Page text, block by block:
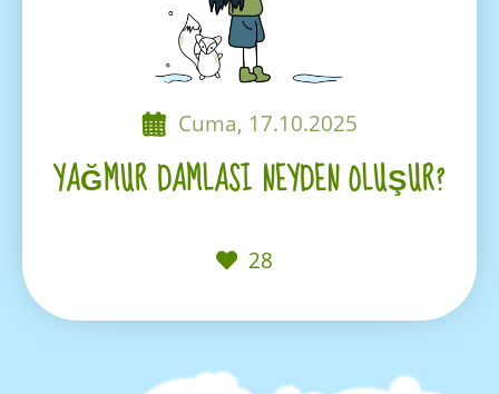
Cuma, 17.10.2025
YAĞMUR DAMLASI NEYDEN OLUŞUR?
28